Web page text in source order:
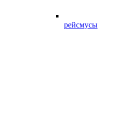
рейсмусы